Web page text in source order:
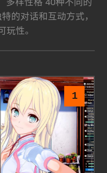
多样性格 40种不同的
的对话和互动方式，
玩性。
1